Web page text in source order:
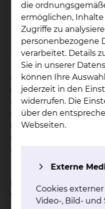
Für die Pflege von
gibt es eine große
Leistungen. In einem
wir Ihnen die
beantworten Ihre
Dieses
folgende Inhalte
die
ermöglichen,
Zugriffe zu
personenbezogene
verarbeitet. Details
Sie in unserer
können Ihre
jederzeit in den
widerrufen. Die
über den
Webseiten.
Externe
Cookies
Video-, Bild- und